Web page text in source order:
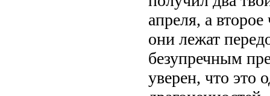
апреля, а
они лежат
безупречным
уверен, что это